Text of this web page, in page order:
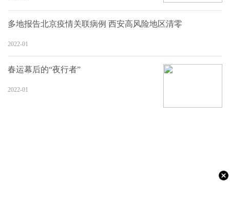
多地报告北京疫情关联病例 西安高风险地区清零
2022-01
春运幕后的“夜行者”
2022-01